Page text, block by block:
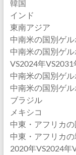
韓国
インド
東南アジア
中南米の国別ゲ
中南米の国別ゲ
VS2024年VS2031
中南米の国別ゲ
中南米の国別ゲ
ブラジル
メキシコ
中東・アフリカ
中東・アフリカ
2020年VS2024年